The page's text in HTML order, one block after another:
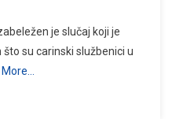
je slučaj koji je
su carinski službenici u